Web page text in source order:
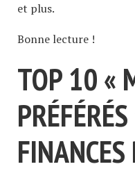
et plus.
Bonne lecture !
TOP 10 «
FINANCES